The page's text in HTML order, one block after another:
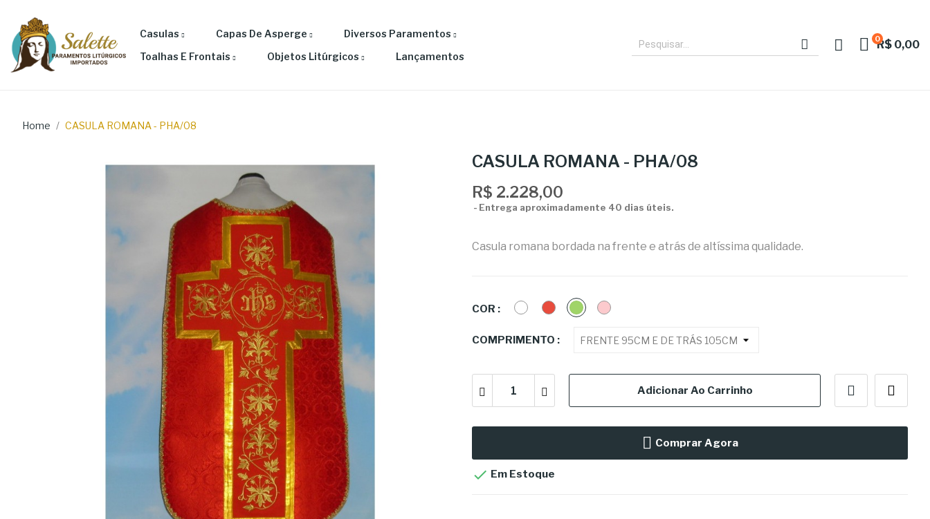
Casulas Capas De Asperge
Diversos Paramentos
Toalhas E Frontais
Objetos Litúrgicos Lançamentos
R$ 0,00
0
Home CASULA ROMANA - PHA/08
CASULA ROMANA - PHA/08
R$ 2.228,00
Entrega aproximadamente 40 dias úteis.
Casula romana bordada na frente e atrás de altíssima qualidade.
COR : BRANCOVERMELHO
VERDEROSA
COMPRIMENTO :
Adicionar Ao Carrinho
Comprar Agora
 Em Estoque